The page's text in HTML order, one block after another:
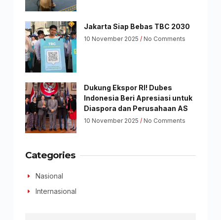
Jakarta Siap Bebas TBC 2030
10 November 2025 No Comments
Dukung Ekspor RI! Dubes
Indonesia Beri Apresiasi untuk
Diaspora dan Perusahaan AS
10 November 2025 No Comments
Categories
Nasional
Internasional